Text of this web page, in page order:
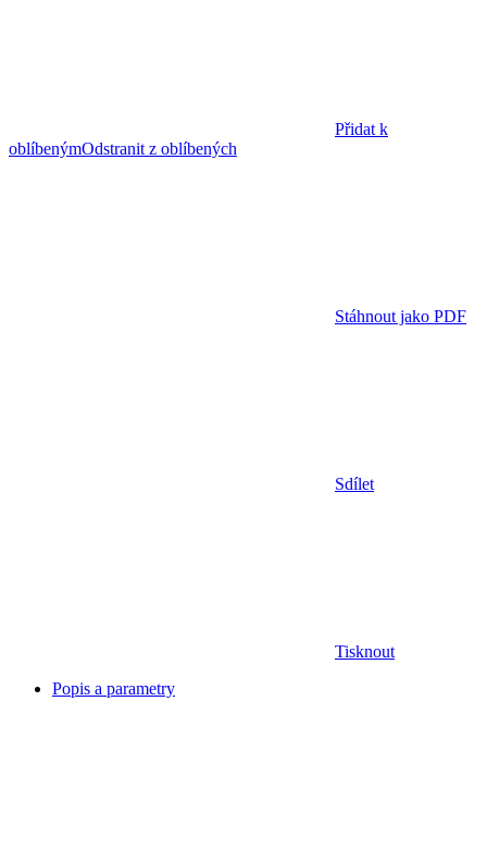
Přidat k
oblíbenýmOdstranit z oblíbených
Stáhnout jako PDF
Sdílet
Tisknout
Popis a parametry